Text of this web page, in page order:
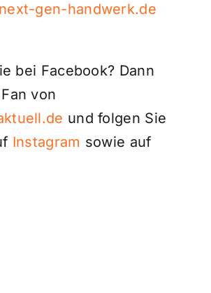
gen-handwerk.de
bei Facebook? Dann
von
und folgen Sie
Instagram sowie auf